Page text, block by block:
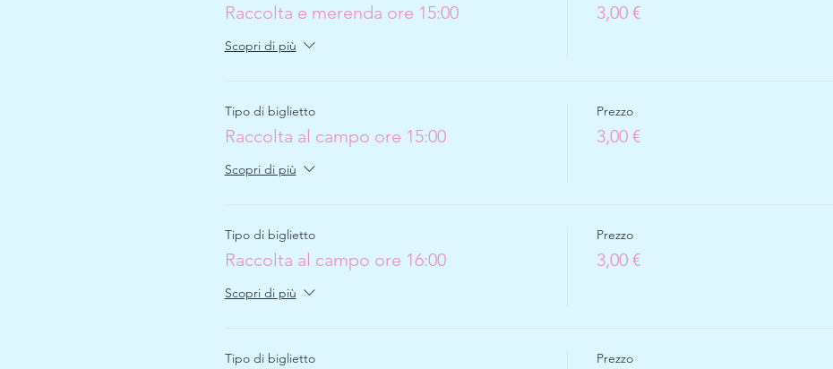
Raccolta e merenda ore 15:00
Scopri di più
3,00 €
Tipo di biglietto
Raccolta al campo ore 15:00
Scopri di più
Prezzo
3,00 €
Tipo di biglietto
Raccolta al campo ore 16:00
Scopri di più
Prezzo
3,00 €
Tipo di biglietto Prezzo